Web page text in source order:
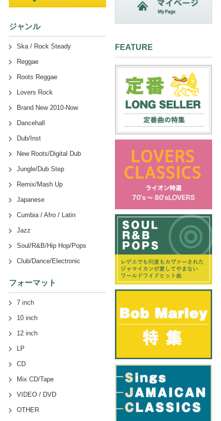
ジャンル
Ska / Rock Steady
Reggae
Roots Reggae
Lovers Rock
Brand New 2010-Now
Dancehall
Dub/Inst
New Roots/Digital Dub
Jungle/Dub Step
Remix/Mash Up
Japanese
Cumbia / Afro / Latin
Jazz
Soul/R&B/Hip Hop/Pops
Club/Dance/Electronic
フォーマット
7 inch
10 inch
12 inch
LP
CD
Mix CD/Tape
VIDEO / DVD
OTHER
FEATURE